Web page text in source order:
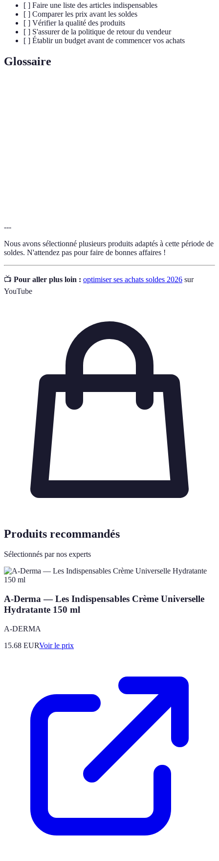
[ ] Faire une liste des articles indispensables
[ ] Comparer les prix avant les soldes
[ ] Vérifier la qualité des produits
[ ] S'assurer de la politique de retour du vendeur
[ ] Établir un budget avant de commencer vos achats
Glossaire
---
Nous avons sélectionné plusieurs produits adaptés à cette période de
soldes. N'attendez pas pour faire de bonnes affaires !
📺 Pour aller plus loin : optimiser ses achats soldes 2026 sur
YouTube
Produits recommandés
Sélectionnés par nos experts
A-Derma — Les Indispensables Crème Universelle
Hydratante 150 ml
A-DERMA
15.68 EURVoir le prix